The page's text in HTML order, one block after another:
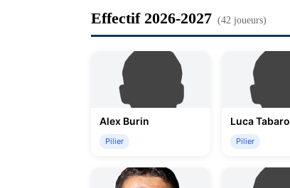
Effectif 2026-2027 (42 joueurs)
Alex Burin
Pilier
Luca
Pilier